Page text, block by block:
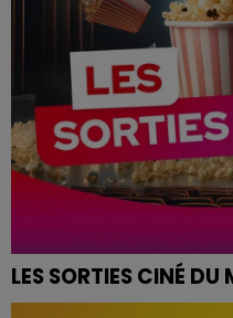
LES SORTIES CINÉ DU
SORTIES CINÉ DU